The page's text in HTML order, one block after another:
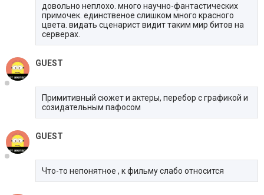
довольно неплохо. много научно-фантастических
примочек. единственое слишком много красного
цвета. видать сценарист видит таким мир битов на
серверах.
GUEST
Примитивный сюжет и актеры, перебор с графикой и
созидательным пафосом
GUEST
Что-то непонятное , к фильму слабо относится